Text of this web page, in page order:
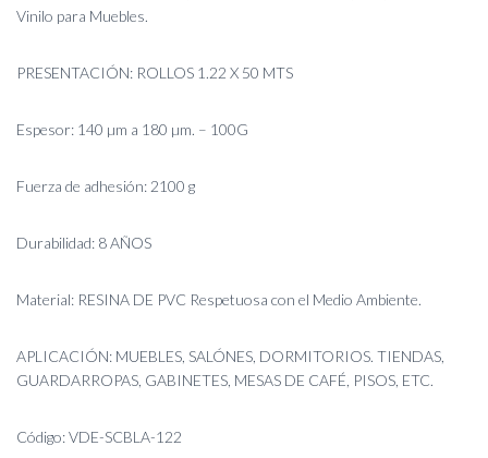
Vinilo para Muebles.
PRESENTACIÓN: ROLLOS 1.22 X 50 MTS
Espesor: 140 µm a 180 µm. – 100G
Fuerza de adhesión: 2100 g
Durabilidad: 8 AÑOS
Material: RESINA DE PVC Respetuosa con el Medio Ambiente.
APLICACIÓN: MUEBLES, SALÓNES, DORMITORIOS. TIENDAS,
GUARDARROPAS, GABINETES, MESAS DE CAFÉ, PISOS, ETC.
Código: VDE-SCBLA-122